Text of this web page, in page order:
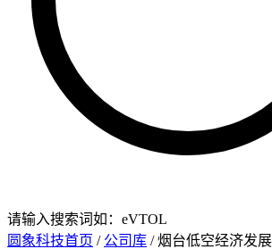
请输入搜索词如：eVTOL
圆象科技首页 / 公司库 / 烟台低空经济发